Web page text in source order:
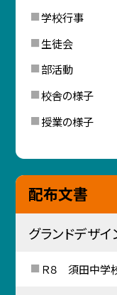
学校行事
生徒会
部活動
校舎の様子
授業の様子
配布文書
グランドデザイ
Ｒ８ 須田中学校